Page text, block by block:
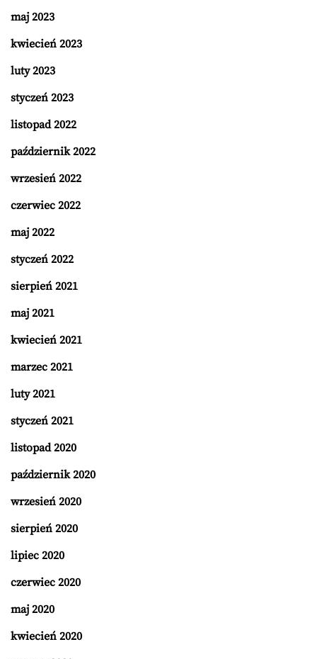
maj 2023
kwiecień 2023
luty 2023
styczeń 2023
listopad 2022
październik 2022
wrzesień 2022
czerwiec 2022
maj 2022
styczeń 2022
sierpień 2021
maj 2021
kwiecień 2021
marzec 2021
luty 2021
styczeń 2021
listopad 2020
październik 2020
wrzesień 2020
sierpień 2020
lipiec 2020
czerwiec 2020
maj 2020
kwiecień 2020